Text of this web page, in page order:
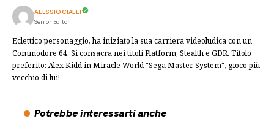
ALESSIO CIALLI
Senior Editor
Eclettico personaggio, ha iniziato la sua carriera videoludica con un
Commodore 64. Si consacra nei titoli Platform, Stealth e GDR. Titolo
preferito: Alex Kidd in Miracle World "Sega Master System", gioco più
vecchio di lui!
Potrebbe interessarti anche